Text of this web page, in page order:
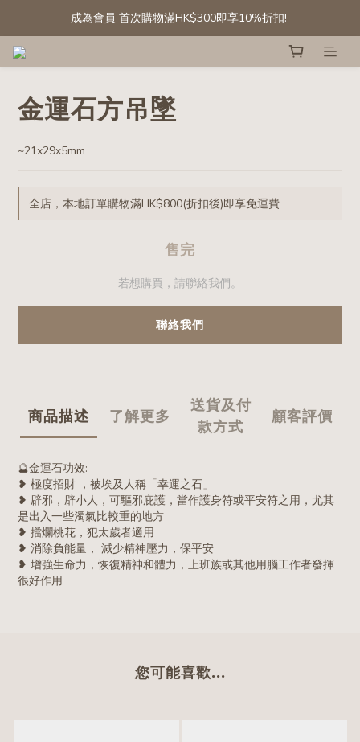
成為會員 首次購物滿HK$300即享10%折扣!
成為會員 首次購物滿HK$300即享10%折扣!
成為會員 首次購物滿HK$300即享10%折扣!
金運石方吊墜
~21x29x5mm
全店，本地訂單購物滿HK$800(折扣後)即享免運費
售完
若想購買，請聯絡我們。
聯絡我們
商品描述 了解更多
送貨及付
款方式
顧客評價
🔮金運石功效:
❥ 極度招財 ，被埃及人稱「幸運之石」
❥ 辟邪，辟小人，可驅邪庇護，當作護身符或平安符之用，尤其
是出入一些濁氣比較重的地方
❥ 擋爛桃花，犯太歲者適用
❥ 消除負能量， 減少精神壓力，保平安
❥ 增強生命力，恢復精神和體力，上班族或其他用腦工作者發揮
很好作用
您可能喜歡...